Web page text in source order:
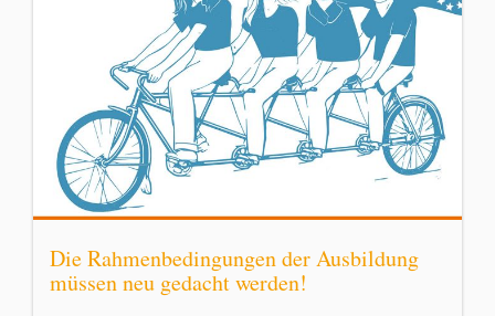
Die Rahmenbedingungen der Ausbildung
müssen neu gedacht werden!